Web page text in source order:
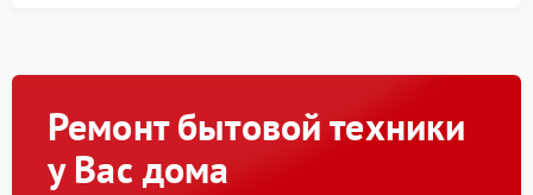
Ремонт бытовой техники
у Вас дома